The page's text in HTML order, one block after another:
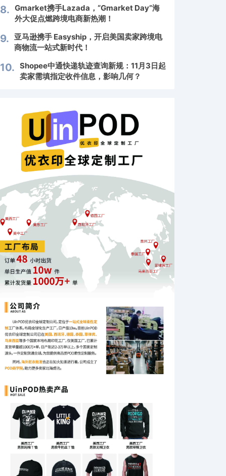
8. Gmarket携手Lazada，“Gmarket Day”海
外大促点燃跨境电商新热潮！
9. 亚马逊携手 Easyship，开启美国卖家跨境电
商物流一站式新时代！
10. Shopee中通快递轨迹查询新规：11月3日起
卖家需填指定收件信息，影响几何？